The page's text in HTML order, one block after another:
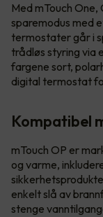
Med mTouch One,
sparemodus med
termostater går i
trådløs styring via
fargene sort,
digital termostat
Kompatibel
mTouch OP er
og varme,
enkelt slå av
stenge